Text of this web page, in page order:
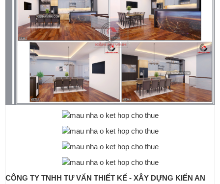
CÔNG TY TNHH TƯ VẤN THIẾT KẾ - XÂY DỰNG KIẾN AN